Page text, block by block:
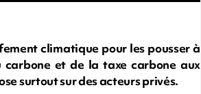
climatique pour les pousser à
carbone et de la taxe carbone aux
surtout sur des acteurs privés.